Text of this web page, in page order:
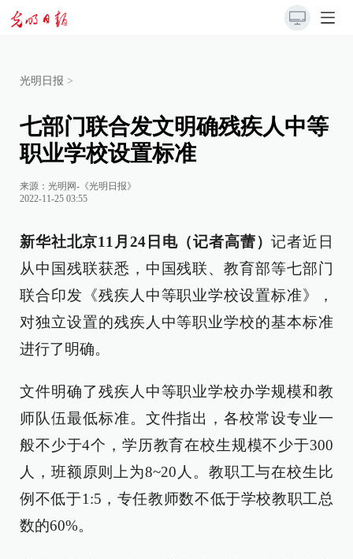
光明日报 >
七部门联合发文明确残疾人中等
职业学校设置标准
来源： 光明网-《光明日报》
2022-11-25 03:55
新华社北京11月24日电（记者高蕾）记者近日
从中国残联获悉，中国残联、教育部等七部门
联合印发《残疾人中等职业学校设置标准》，
对独立设置的残疾人中等职业学校的基本标准
进行了明确。
文件明确了残疾人中等职业学校办学规模和教
师队伍最低标准。文件指出，各校常设专业一
般不少于4个，学历教育在校生规模不少于300
人，班额原则上为8~20人。教职工与在校生比
例不低于1:5，专任教师数不低于学校教职工总
数的60%。